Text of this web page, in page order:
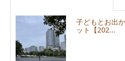
子どもとお出
ット【202...